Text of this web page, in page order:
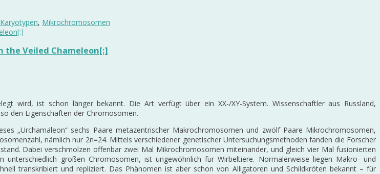
Karyotypen, Mikrochromosomen
the Veiled Chameleon[:]
wird, ist schon länger bekannt. Die Art verfügt über ein XX-/XY-System. Wissenschaftler aus Russland,
den Eigenschaften der Chromosomen.
„Urchamäleon“ sechs Paare metazentrischer Makrochromosomen und zwölf Paare Mikrochromosomen,
nämlich nur 2n=24. Mittels verschiedener genetischer Untersuchungsmethoden fanden die Forscher
Dabei verschmolzen offenbar zwei Mal Mikrochromosomen miteinander, und gleich vier Mal fusionierten
großen Chromosomen, ist ungewöhnlich für Wirbeltiere. Normalerweise liegen Makro- und
transkribiert und repliziert. Das Phänomen ist aber schon von Alligatoren und Schildkröten bekannt – für